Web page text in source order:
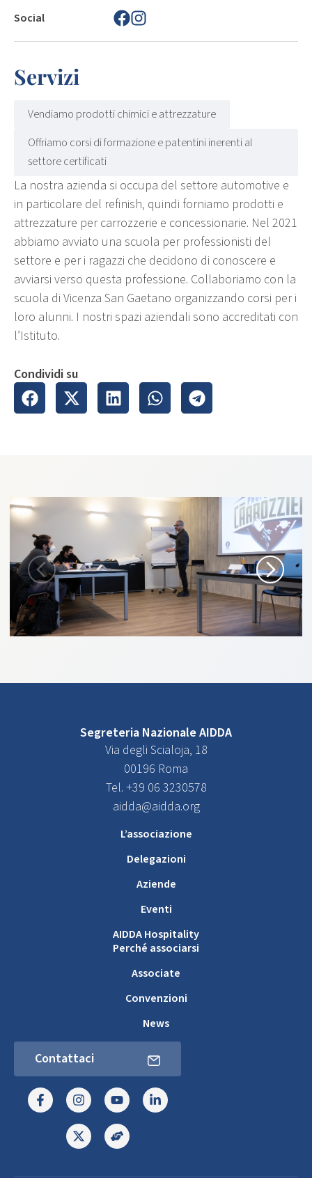
Social
Servizi
Vendiamo prodotti chimici e attrezzature
Offriamo corsi di formazione e patentini inerenti al
settore certificati
La nostra azienda si occupa del settore automotive e
in particolare del refinish, quindi forniamo prodotti e
attrezzature per carrozzerie e concessionarie. Nel 2021
abbiamo avviato una scuola per professionisti del
settore e per i ragazzi che decidono di conoscere e
avviarsi verso questa professione. Collaboriamo con la
scuola di Vicenza San Gaetano organizzando corsi per i
loro alunni. I nostri spazi aziendali sono accreditati con
l’Istituto.
Condividi su
Segreteria Nazionale AIDDA
Via degli Scialoja, 18
00196 Roma
Tel. +39 06 3230578
aidda@aidda.org
L’associazione
Delegazioni
Aziende
Eventi
AIDDA Hospitality
Perché associarsi
Associate
Convenzioni
News
Contattaci